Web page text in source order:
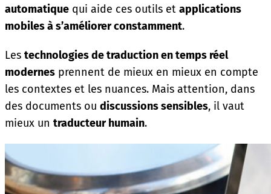
automatique qui aide ces outils et applications
mobiles à s’améliorer constamment.
Les technologies de traduction en temps réel
modernes prennent de mieux en mieux en compte
les contextes et les nuances. Mais attention, dans
des documents ou discussions sensibles, il vaut
mieux un traducteur humain.